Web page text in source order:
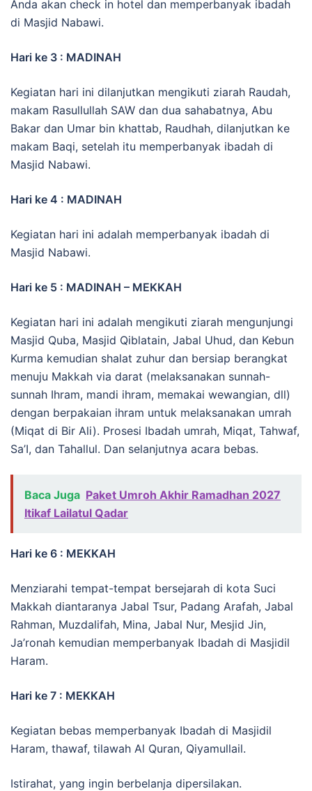
Anda akan check in hotel dan memperbanyak ibadah
di Masjid Nabawi.
Hari ke 3 : MADINAH
Kegiatan hari ini dilanjutkan mengikuti ziarah Raudah,
makam Rasullullah SAW dan dua sahabatnya, Abu
Bakar dan Umar bin khattab, Raudhah, dilanjutkan ke
makam Baqi, setelah itu memperbanyak ibadah di
Masjid Nabawi.
Hari ke 4 : MADINAH
Kegiatan hari ini adalah memperbanyak ibadah di
Masjid Nabawi.
Hari ke 5 : MADINAH – MEKKAH
Kegiatan hari ini adalah mengikuti ziarah mengunjungi
Masjid Quba, Masjid Qiblatain, Jabal Uhud, dan Kebun
Kurma kemudian shalat zuhur dan bersiap berangkat
menuju Makkah via darat (melaksanakan sunnah-
sunnah Ihram, mandi ihram, memakai wewangian, dll)
dengan berpakaian ihram untuk melaksanakan umrah
(Miqat di Bir Ali). Prosesi Ibadah umrah, Miqat, Tahwaf,
Sa’I, dan Tahallul. Dan selanjutnya acara bebas.
Baca Juga Paket Umroh Akhir Ramadhan 2027
Itikaf Lailatul Qadar
Hari ke 6 : MEKKAH
Menziarahi tempat-tempat bersejarah di kota Suci
Makkah diantaranya Jabal Tsur, Padang Arafah, Jabal
Rahman, Muzdalifah, Mina, Jabal Nur, Mesjid Jin,
Ja’ronah kemudian memperbanyak Ibadah di Masjidil
Haram.
Hari ke 7 : MEKKAH
Kegiatan bebas memperbanyak Ibadah di Masjidil
Haram, thawaf, tilawah Al Quran, Qiyamullail.
Istirahat, yang ingin berbelanja dipersilakan.